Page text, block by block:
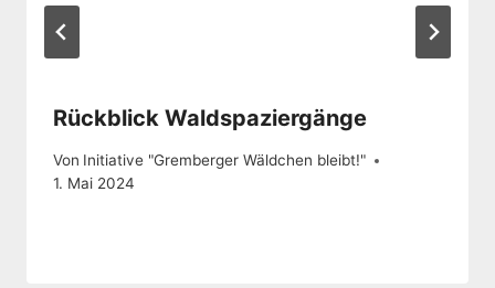
Rückblick Waldspaziergänge
Von Initiative "Gremberger Wäldchen bleibt!"
1. Mai 2024